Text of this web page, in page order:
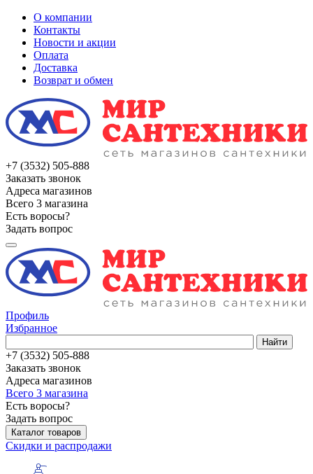
О компании
Контакты
Новости и акции
Оплата
Доставка
Возврат и обмен
+7 (3532) 505-888
Заказать звонок
Адреса магазинов
Всего 3 магазина
Есть воросы?
Задать вопрос
Профиль
Избранное
Найти
+7 (3532) 505-888
Заказать звонок
Адреса магазинов
Всего 3 магазина
Есть воросы?
Задать вопрос
Каталог товаров
Скидки и распродажи